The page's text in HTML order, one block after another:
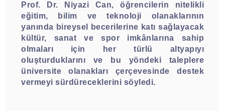
Prof. Dr. Niyazi Can, öğrencilerin nitelikli
eğitim, bilim ve teknoloji olanaklarının
yanında bireysel becerilerine katı sağlayacak
kültür, sanat ve spor imkânlarına sahip
olmaları için her türlü altyapıyı
oluşturduklarını ve bu yöndeki taleplere
üniversite olanakları çerçevesinde destek
vermeyi sürdüreceklerini söyledi.